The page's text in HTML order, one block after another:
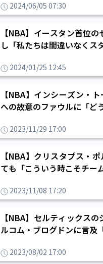
2024/06/05 07:30
【NBA】イースタン首位
し「私たちは間違いなくス
2024/01/25 12:45
【NBA】インシーズン・
への故意のファウルに「ど
2023/11/29 17:00
【NBA】クリスタプス・
ても「こういう時こそチー
2023/11/08 17:20
【NBA】セルティックス
ルコム・ブログドンに言及
2023/08/02 17:00